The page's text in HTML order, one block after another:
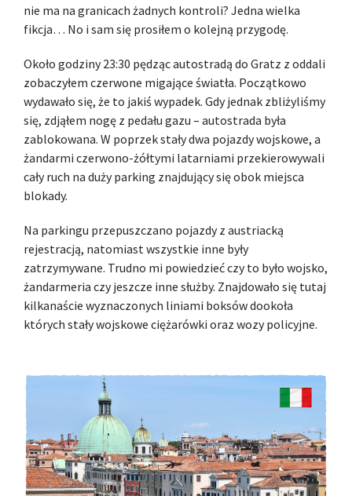
nie ma na granicach żadnych kontroli? Jedna wielka
fikcja… No i sam się prosiłem o kolejną przygodę.
Około godziny 23:30 pędząc autostradą do Gratz z oddali
zobaczyłem czerwone migające światła. Początkowo
wydawało się, że to jakiś wypadek. Gdy jednak zbliżyliśmy
się, zdjąłem nogę z pedału gazu – autostrada była
zablokowana. W poprzek stały dwa pojazdy wojskowe, a
żandarmi czerwono-żółtymi latarniami przekierowywali
cały ruch na duży parking znajdujący się obok miejsca
blokady.
Na parkingu przepuszczano pojazdy z austriacką
rejestracją, natomiast wszystkie inne były
zatrzymywane. Trudno mi powiedzieć czy to było wojsko,
żandarmeria czy jeszcze inne służby. Znajdowało się tutaj
kilkanaście wyznaczonych liniami boksów dookoła
których stały wojskowe ciężarówki oraz wozy policyjne.